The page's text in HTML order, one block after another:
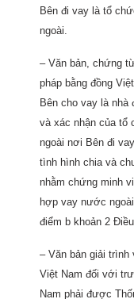
Bên đi vay là tổ
ngoài.
– Văn bản, chứng
pháp bằng đồng
Bên cho vay là
và xác nhận của tổ
ngoài nơi Bên đi
tình hình chia và
nhằm chứng minh
hợp vay nước
điểm b khoản 2
– Văn bản giải trình
Việt Nam đối với
Nam phải được